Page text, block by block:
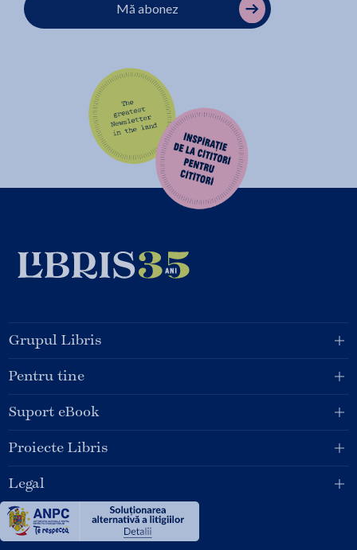
Mă abonez
Grupul Libris
Pentru tine
Suport eBook
Proiecte Libris
Legal